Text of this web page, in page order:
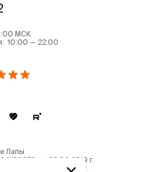
МСК
10:00 — 22:00
Лапы
от 03.06.2019 г.
данных